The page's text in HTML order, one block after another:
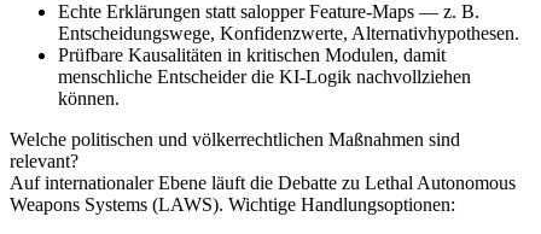
Echte Erklärungen statt salopper Feature‑Maps — z. B.
Entscheidungswege, Konfidenzwerte, Alternativhypothesen.
Prüfbare Kausalitäten in kritischen Modulen, damit
menschliche Entscheider die KI‑Logik nachvollziehen
können.
Welche politischen und völkerrechtlichen Maßnahmen sind
relevant?
Auf internationaler Ebene läuft die Debatte zu Lethal Autonomous
Weapons Systems (LAWS). Wichtige Handlungsoptionen: